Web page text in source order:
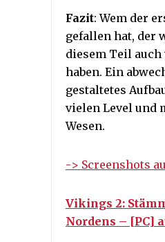
Fazit: Wem der
gefallen hat, der
diesem Teil auch
haben. Ein
gestaltetes
vielen Level und
Wesen.
-> Screenshots
Vikings 2:
Nordens – [PC]